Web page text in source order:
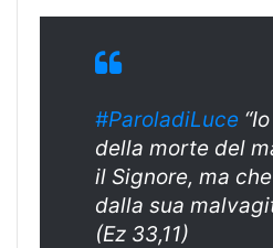
#ParoladiLuce
della morte del
il Signore, ma
dalla sua
(Ez 33,11)